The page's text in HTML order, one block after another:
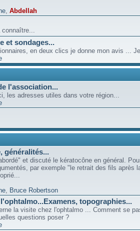
, Abdellah
connaître...
et sondages...
en deux clics je donne mon avis ...
l'association...
les adresses utiles dans votre région...
généralités...
et discuté le kératocône en général.
par exemple "le retrait des fils après
, Bruce Robertson
topographies...
la visite chez l'ophtalmo ... Comment se
questions poser ?